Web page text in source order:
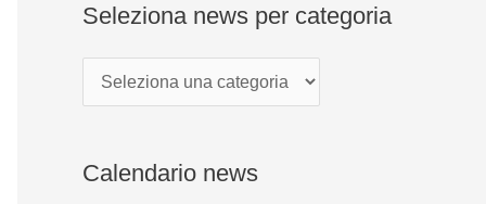
Seleziona news per categoria
n
w
Calendario news